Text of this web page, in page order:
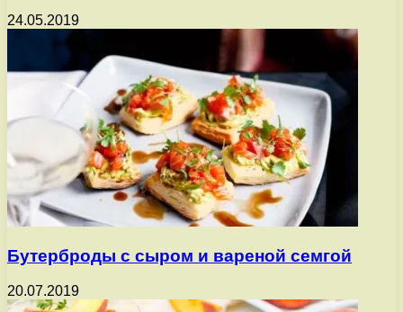
24.05.2019
Бутерброды с сыром и вареной семгой
20.07.2019